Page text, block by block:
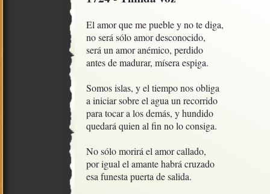
El amor que me pueble y no te diga,
no será sólo amor desconocido,
será un amor anémico, perdido
antes de madurar, mísera espiga.
Somos islas, y el tiempo nos obliga
a iniciar sobre el agua un recorrido
para tocar a los demás, y hundido
quedará quien al fin no lo consiga.
No sólo morirá el amor callado,
por igual el amante habrá cruzado
esa funesta puerta de salida.